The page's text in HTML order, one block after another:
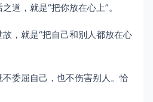
道，就是“把你放在心上”。
，就是“把自己和别人都放在心
委屈自己，也不伤害别人。恰